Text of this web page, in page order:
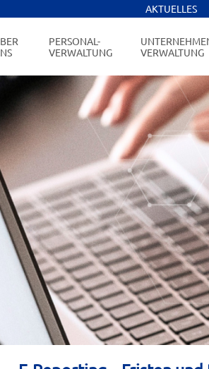
AKTUELLES
PERSONAL-
VERWALTUNG
VERWALTUNG